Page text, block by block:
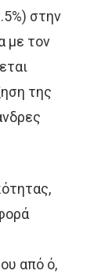
στην
με τον
της
από ό,